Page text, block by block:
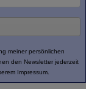
meiner persönlichen
den Newsletter jederzeit
Impressum.